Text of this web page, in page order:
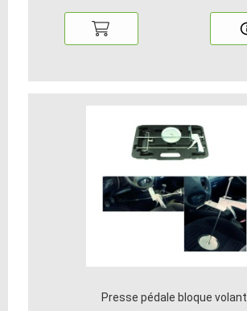
Presse pédale bloque volant